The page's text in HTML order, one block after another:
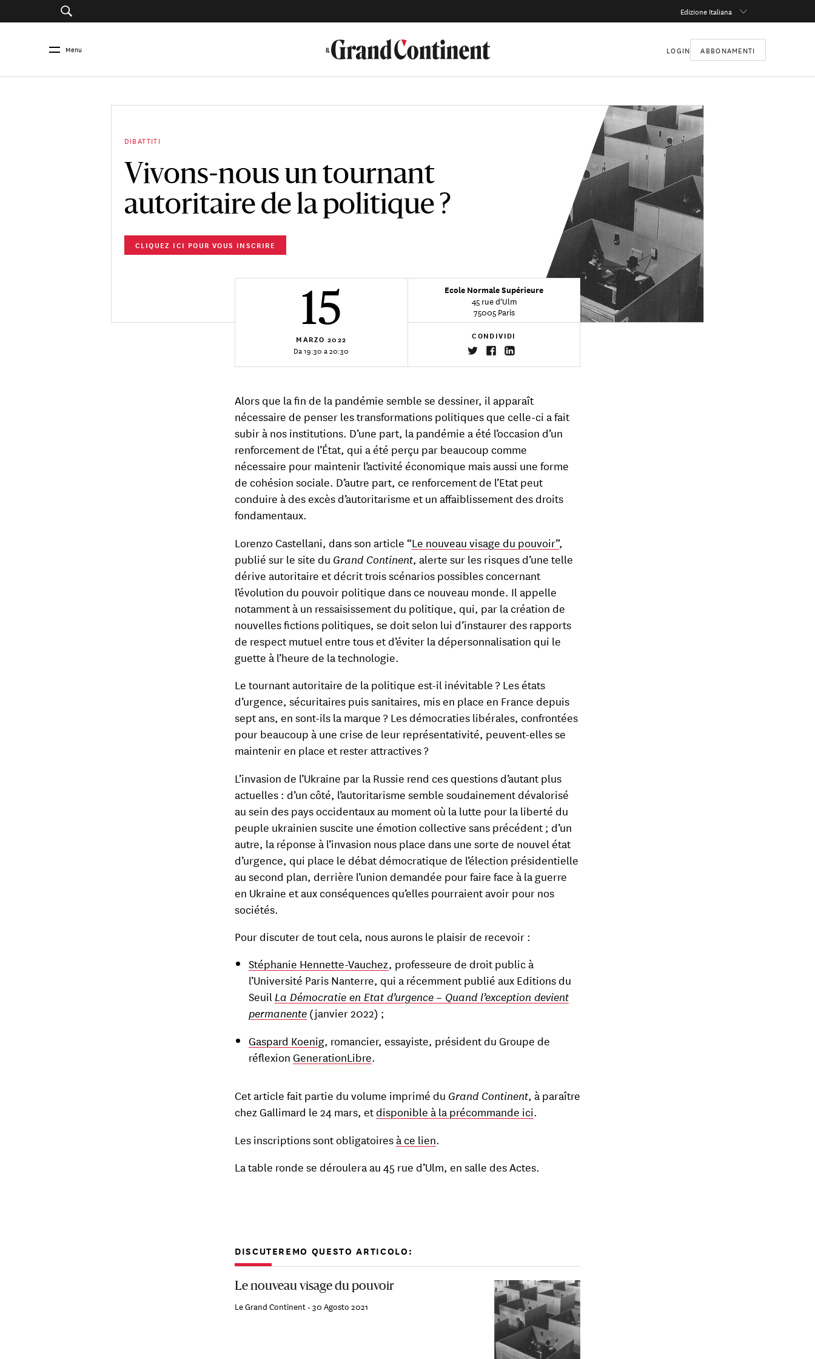
Edizione Italiana
Menu LOGIN ABBONAMENTI
DIBATTITI
Vivons-nous un tournant
autoritaire de la politique ?
CLIQUEZ ICI POUR VOUS INSCRIRE
15
MARZO 2022
Da 19:30 a 20:30
Ecole Normale Supérieure
45 rue d'Ulm
75005 Paris
CONDIVIDI
Alors que la fin de la pandémie semble se dessiner, il apparaît
nécessaire de penser les transformations politiques que celle-ci a fait
subir à nos institutions. D’une part, la pandémie a été l’occasion d’un
renforcement de l’État, qui a été perçu par beaucoup comme
nécessaire pour maintenir l’activité économique mais aussi une forme
de cohésion sociale. D’autre part, ce renforcement de l’Etat peut
conduire à des excès d’autoritarisme et un affaiblissement des droits
fondamentaux.
Lorenzo Castellani, dans son article “Le nouveau visage du pouvoir”,
publié sur le site du Grand Continent, alerte sur les risques d’une telle
dérive autoritaire et décrit trois scénarios possibles concernant
l’évolution du pouvoir politique dans ce nouveau monde. Il appelle
notamment à un ressaisissement du politique, qui, par la création de
nouvelles fictions politiques, se doit selon lui d’instaurer des rapports
de respect mutuel entre tous et d’éviter la dépersonnalisation qui le
guette à l’heure de la technologie.
Le tournant autoritaire de la politique est-il inévitable ? Les états
d’urgence, sécuritaires puis sanitaires, mis en place en France depuis
sept ans, en sont-ils la marque ? Les démocraties libérales, confrontées
pour beaucoup à une crise de leur représentativité, peuvent-elles se
maintenir en place et rester attractives ?
L’invasion de l’Ukraine par la Russie rend ces questions d’autant plus
actuelles : d’un côté, l’autoritarisme semble soudainement dévalorisé
au sein des pays occidentaux au moment où la lutte pour la liberté du
peuple ukrainien suscite une émotion collective sans précédent ; d’un
autre, la réponse à l’invasion nous place dans une sorte de nouvel état
d’urgence, qui place le débat démocratique de l’élection présidentielle
au second plan, derrière l’union demandée pour faire face à la guerre
en Ukraine et aux conséquences qu’elles pourraient avoir pour nos
sociétés.
Pour discuter de tout cela, nous aurons le plaisir de recevoir :
Stéphanie Hennette-Vauchez, professeure de droit public à
l’Université Paris Nanterre, qui a récemment publié aux Editions du
SeuilLa Démocratie en Etat d’urgence– Quand l’exception devient
permanente(janvier 2022) ;
Gaspard Koenig, romancier, essayiste, président du Groupe de
réflexion GenerationLibre.
Cet article fait partie du volume imprimé du Grand Continent, à paraître
chez Gallimard le 24 mars, etdisponible à la précommande ici.
Les inscriptions sont obligatoiresà ce lien.
La table ronde se déroulera au 45 rue d’Ulm, en salle des Actes.
DISCUTEREMO QUESTO ARTICOLO:
Le nouveau visage du pouvoir
Le Grand Continent •30 Agosto 2021